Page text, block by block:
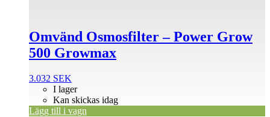
Omvänd Osmosfilter – Power Grow
500 Growmax
3.032 SEK
I lager
Kan skickas idag
Lägg till i vagn